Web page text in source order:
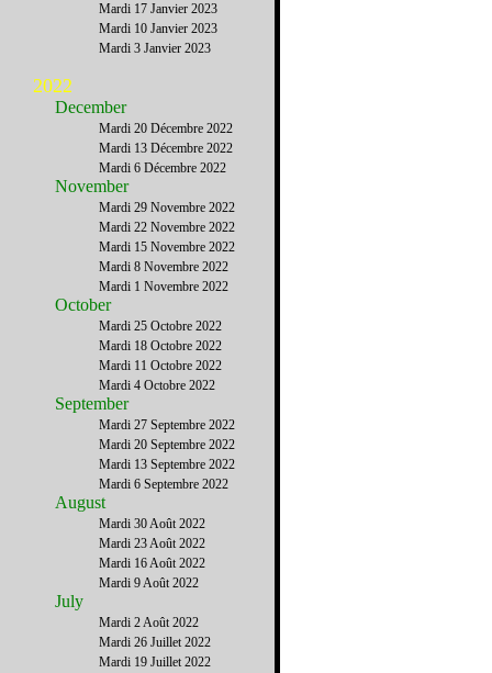
Mardi 17 Janvier 2023
Mardi 10 Janvier 2023
Mardi 3 Janvier 2023
2022
December
Mardi 20 Décembre 2022
Mardi 13 Décembre 2022
Mardi 6 Décembre 2022
November
Mardi 29 Novembre 2022
Mardi 22 Novembre 2022
Mardi 15 Novembre 2022
Mardi 8 Novembre 2022
Mardi 1 Novembre 2022
October
Mardi 25 Octobre 2022
Mardi 18 Octobre 2022
Mardi 11 Octobre 2022
Mardi 4 Octobre 2022
September
Mardi 27 Septembre 2022
Mardi 20 Septembre 2022
Mardi 13 Septembre 2022
Mardi 6 Septembre 2022
August
Mardi 30 Août 2022
Mardi 23 Août 2022
Mardi 16 Août 2022
Mardi 9 Août 2022
July
Mardi 2 Août 2022
Mardi 26 Juillet 2022
Mardi 19 Juillet 2022